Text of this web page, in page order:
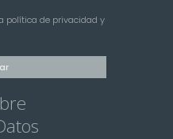
política de privacidad y